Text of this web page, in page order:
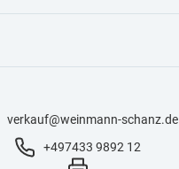
verkauf@weinmann-schanz.de
+497433 9892 12